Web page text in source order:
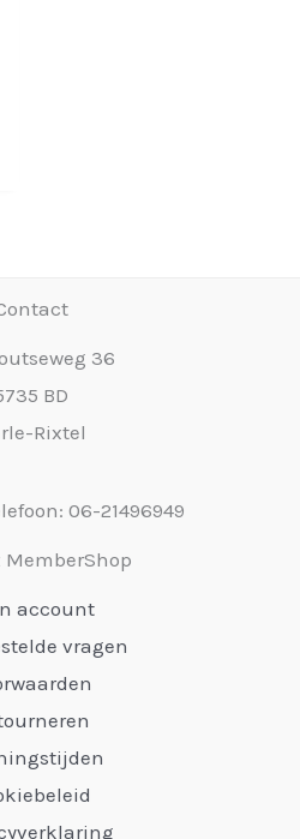
36
BD
Rixtel
06-21496949
MemberShop
account
vragen